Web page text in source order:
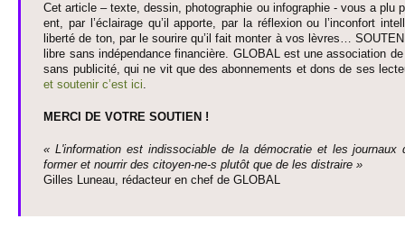
Cet article – texte, dessin, photographie ou infographie - vous a plu
ent, par l’éclairage qu’il appo­rte, par la réflexion ou l’inconfort
liberté de ton, par le so­urire qu’il fait monter à vos lèvres…
libre sans indépendance financière. GLOBAL est une asso­ci­ation
sans publi­cité, qui ne vit que des abonne­ments et dons de ses
et so­utenir c’est ici.
MERCI DE VOTRE SO­UTIEN !
« L'information est indisso­ci­able de la démo­cratie et les journaux
former et nourrir des ci­to­yen-ne-s plutôt que de les dis­traire »
Gi­lles Luneau, rédacteur en chef de GLOBAL